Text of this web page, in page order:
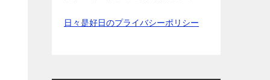
日々是好日のプライバシーポリシー